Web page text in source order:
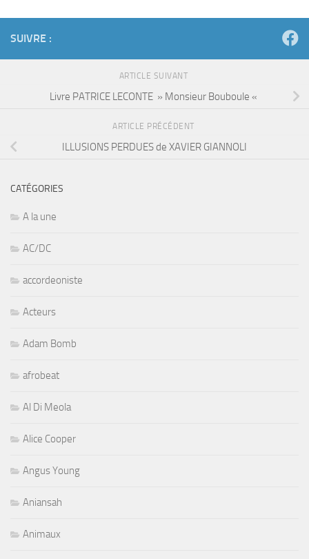
SUIVRE :
ARTICLE SUIVANT
Livre PATRICE LECONTE » Monsieur Bouboule «
ARTICLE PRÉCÉDENT
ILLUSIONS PERDUES de XAVIER GIANNOLI
CATÉGORIES
A la une
AC/DC
accordeoniste
Acteurs
Adam Bomb
afrobeat
Al Di Meola
Alice Cooper
Angus Young
Aniansah
Animaux